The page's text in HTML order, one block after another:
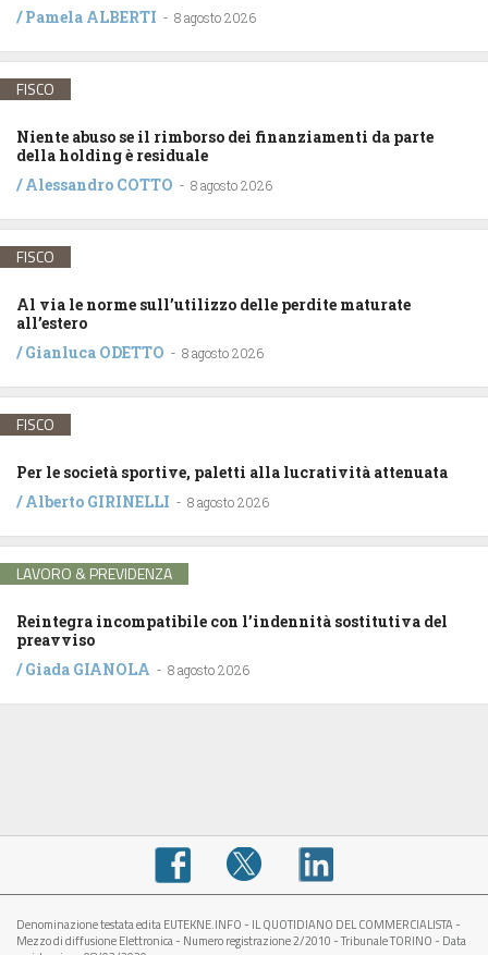
/Pamela ALBERTI - 8 agosto 2026
FISCO
Niente abuso se il rimborso dei finanziamenti da parte
della holding è residuale
/Alessandro COTTO - 8 agosto 2026
FISCO
Al via le norme sull’utilizzo delle perdite maturate
all’estero
/Gianluca ODETTO - 8 agosto 2026
FISCO
Per le società sportive, paletti alla lucratività attenuata
/Alberto GIRINELLI - 8 agosto 2026
LAVORO & PREVIDENZA
Reintegra incompatibile con l’indennità sostitutiva del
preavviso
/Giada GIANOLA - 8 agosto 2026
Denominazione testata edita EUTEKNE.INFO - IL QUOTIDIANO DEL COMMERCIALISTA -
Mezzo di diffusione Elettronica - Numero registrazione 2/2010 - Tribunale TORINO - Data